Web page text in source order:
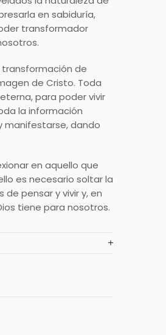
en sabiduría,
transformador
transformación de
de Cristo. Toda
para poder vivir
la información
manifestarse, dando
en aquello que
es necesario soltar la
pensar y vivir y, en
tiene para nosotros.